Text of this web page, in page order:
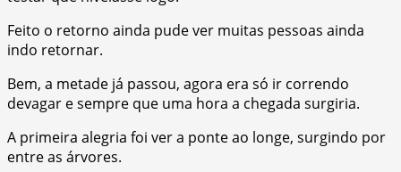
Feito o retorno ainda pude ver muitas pessoas ainda
indo retornar.
Bem, a metade já passou, agora era só ir correndo
devagar e sempre que uma hora a chegada surgiria.
A primeira alegria foi ver a ponte ao longe, surgindo por
entre as árvores.